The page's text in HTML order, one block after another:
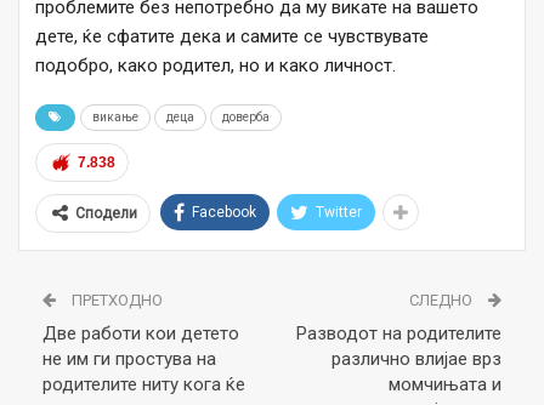
проблемите без непотребно да му викате на вашето
дете, ќе сфатите дека и самите се чувствувате
подобро, како родител, но и како личност.
викање деца доверба
7.838
Сподели Facebook Twitter
ПРЕТХОДНО
Две работи кои детето
не им ги простува на
родителите ниту кога ќе
СЛЕДНО
Разводот на родителите
различно влијае врз
момчињата и